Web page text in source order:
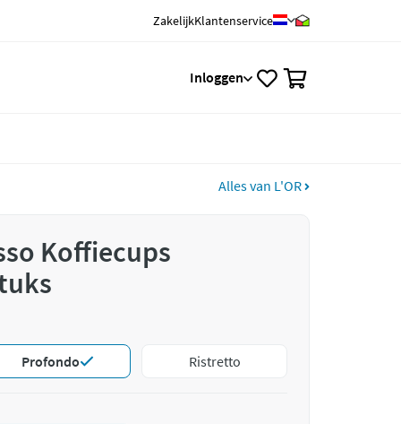
ZakelijkKlantenservice
Inloggen
Alles van L'OR
Koffiecups
Profondo Ristretto